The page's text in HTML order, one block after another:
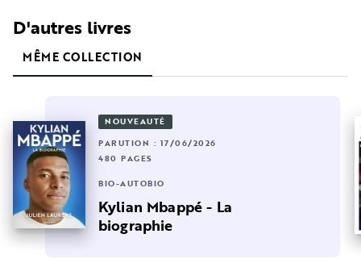
D'autres livres
MÊME COLLECTION
NOUVEAUTÉ
PARUTION : 17/06/2026
480 PAGES
BIO-AUTOBIO
Kylian Mbappé - La
biographie